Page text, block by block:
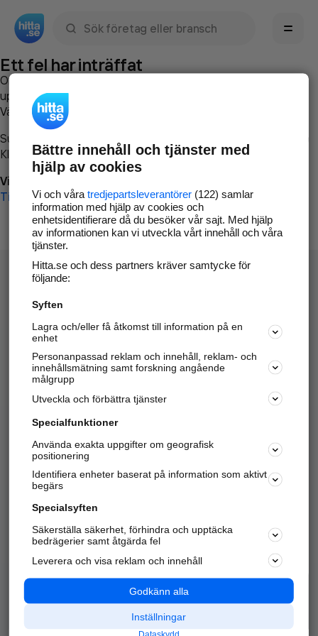
Ett fel har inträffat
Om du vill kan du
uppstod så att vi lättare och snabbare kan avhjälpa det.
Vänligen försök med följande:
Surfa till
Klicka påTillbaka-knappen i webbläsaren och försök igen
Vi beklagar besväret!
Till startsidan
Hitta.se - Gratis nummerupplysning.
Sök företag, personer och platser.
Hitta telefonnummer, adresser, företagsinfo mm.
Marknadsför företaget
Kom igång och annonsera mot
samarbetspartners nära dig.
Alla kategorier
Populära sökningar
API & Kartor
Annonsera
Integritet
Nödnummer
Bättre innehåll och tjänster med
hjälp av cookies
Vi och våra tredjepartsleverantörer(122) samlar
information med hjälp av cookies och
enhetsidentifierare då du besöker vår sajt. Med hjälp
av informationen kan vi utveckla vårt innehåll och våra
tjänster.
Hitta.se och dess partners kräver samtycke för
följande:
Syften
Lagra och/eller få åtkomst till information på en
enhet
Personanpassad reklam och innehåll, reklam- och
innehållsmätning samt forskning angående
målgrupp
Utveckla och förbättra tjänster
Specialfunktioner
Använda exakta uppgifter om geografisk
positionering
Identifiera enheter baserat på information som aktivt
begärs
Specialsyften
Säkerställa säkerhet, förhindra och upptäcka
bedrägerier samt åtgärda fel
Leverera och visa reklam och innehåll
Godkänn alla
Inställningar
Dataskydd